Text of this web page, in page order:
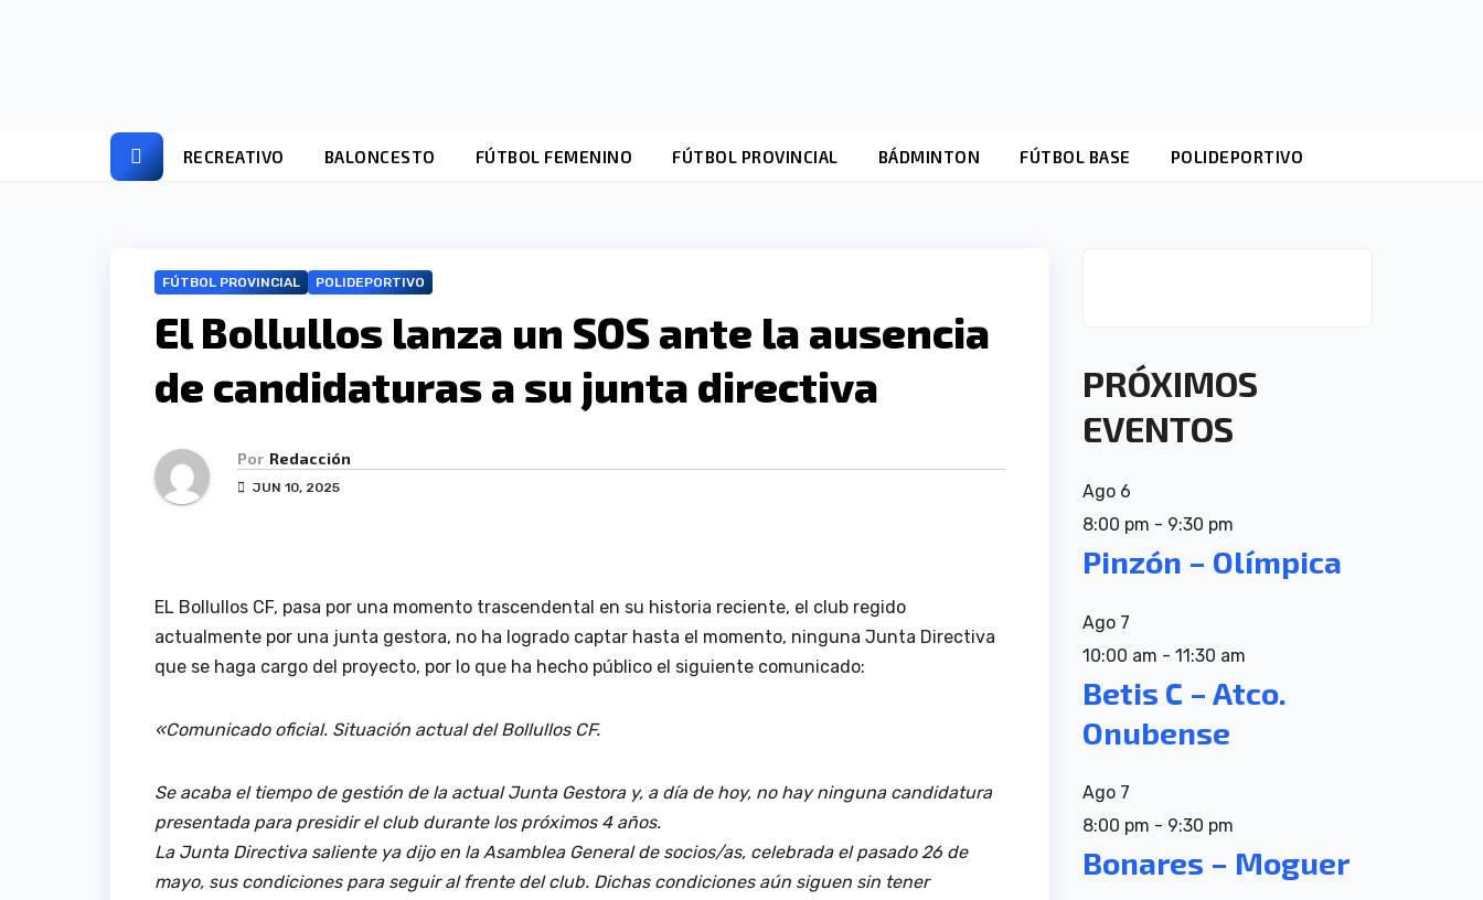
RECREATIVO BALONCESTO FÚTBOL FEMENINO FÚTBOL PROVINCIAL BÁDMINTON FÚTBOL BASE POLIDEPORTIVO
FÚTBOL PROVINCIAL POLIDEPORTIVO
El Bollullos lanza un SOS ante la ausencia
de candidaturas a su junta directiva
Por Redacción
JUN 10, 2025
EL Bollullos CF, pasa por una momento trascendental en su historia reciente, el club regido
actualmente por una junta gestora, no ha logrado captar hasta el momento, ninguna Junta Directiva
que se haga cargo del proyecto, por lo que ha hecho público el siguiente comunicado:
«Comunicado oficial. Situación actual del Bollullos CF.
Se acaba el tiempo de gestión de la actual Junta Gestora y, a día de hoy, no hay ninguna candidatura
presentada para presidir el club durante los próximos 4 años.
La Junta Directiva saliente ya dijo en la Asamblea General de socios/as, celebrada el pasado 26 de
mayo, sus condiciones para seguir al frente del club. Dichas condiciones aún siguen sin tener
PRÓXIMOS
EVENTOS
Ago 6
8:00 pm - 9:30 pm
Pinzón – Olímpica
Ago 7
10:00 am - 11:30 am
Betis C – Atco.
Onubense
Ago 7
8:00 pm - 9:30 pm
Bonares – Moguer